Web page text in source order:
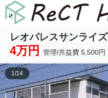
レオパレスサンライズ
4万円 管理/共益費 5,500円
1/14